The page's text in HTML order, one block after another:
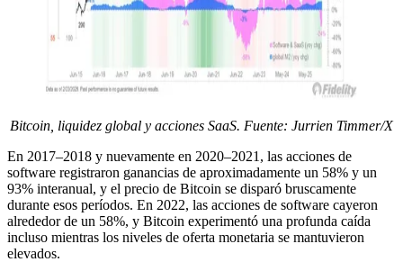
Bitcoin, liquidez global y acciones SaaS. Fuente: Jurrien Timmer/X
En 2017–2018 y nuevamente en 2020–2021, las acciones de
software registraron ganancias de aproximadamente un 58% y un
93% interanual, y el precio de Bitcoin se disparó bruscamente
durante esos períodos. En 2022, las acciones de software cayeron
alrededor de un 58%, y Bitcoin experimentó una profunda caída
incluso mientras los niveles de oferta monetaria se mantuvieron
elevados.